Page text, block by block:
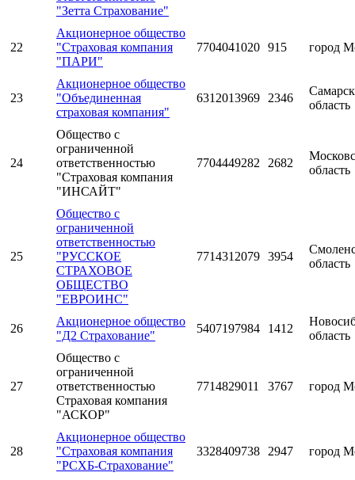
"Зетта Страхование"
22
Акционерное общество
"Страховая компания
"ПАРИ"
7704041020 915 город
23
Акционерное общество
"Объединенная
страховая компания"
6312013969 2346
область
24
Общество с
ограниченной
ответственностью
"Страховая компания
"ИНСАЙТ"
7704449282 2682
область
25
Общество с
ограниченной
ответственностью
"РУССКОЕ
СТРАХОВОЕ
ОБЩЕСТВО
"ЕВРОИНС"
7714312079 3954
область
26
Акционерное общество
"Д2 Страхование"
5407197984 1412
область
27
Общество с
ограниченной
ответственностью
Страховая компания
"АСКОР"
7714829011 3767 город
28
Акционерное общество
"Страховая компания
"РСХБ-Страхование"
3328409738 2947 город